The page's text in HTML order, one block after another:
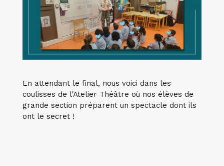
En attendant le final, nous voici dans les
coulisses de l'Atelier Théâtre où nos élèves de
grande section préparent un spectacle dont ils
ont le secret !